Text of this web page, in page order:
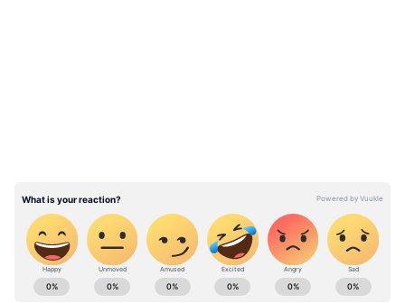
கடுமையாக கண்டித்து வருகின்றன,
தற்போது மின்கட்டண உயர்வு தமிழக அரசு
அறிவித்துள்ளது, இதை திரும்பப் பெற
வேண்டும் என்று வரும் 25ம் தேதி அதிமுக
போராட்டம் அறிவித்துள்ளது.
ABOUT THE AUTHOR